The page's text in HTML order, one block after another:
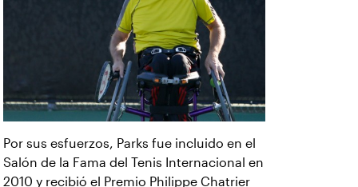
Por sus esfuerzos, Parks fue incluido en el
Salón de la Fama del Tenis Internacional en
2010 y recibió el Premio Philippe Chatrier